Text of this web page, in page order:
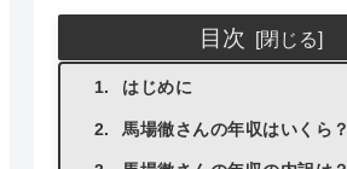
目次
はじめに
馬場徹さんの年収はいくら？